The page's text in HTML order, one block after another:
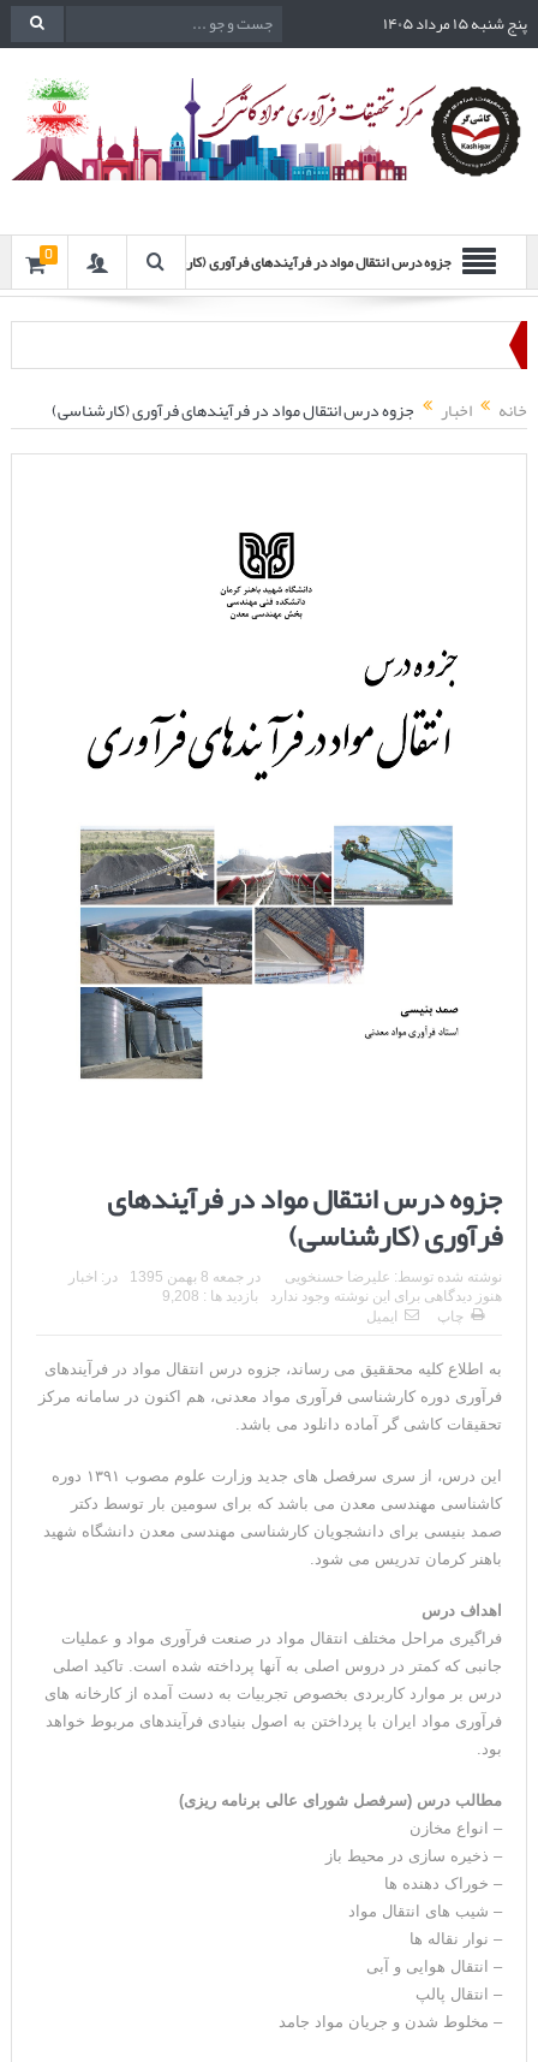
پنج شنبه ۱۵ مرداد ۱۴۰۵
جزوه درس انتقال مواد در فرآیندهای فرآوری (کارشناسی) 0
خانه اخبار جزوه درس انتقال مواد در فرآیندهای فرآوری (کارشناسی)
جزوه درس انتقال مواد در فرآیندهای
فرآوری (کارشناسی)
نوشته شده توسط: علیرضا حسنخویی در جمعه 8 بهمن 1395 در: اخبار
هنوز دیدگاهی برای این نوشته وجود ندارد
بازدید ها : 9,208
چاپ
ایمیل
به اطلاع کلیه محققیق می رساند، جزوه درس انتقال مواد در فرآیندهای
فرآوری دوره کارشناسی فرآوری مواد معدنی، هم اکنون در سامانه مرکز
تحقیقات کاشی گر آماده دانلود می باشد.
این درس، از سری سرفصل های جدید وزارت علوم مصوب ۱۳۹۱ دوره
کاشناسی مهندسی معدن می باشد که برای سومین بار توسط دکتر
صمد بنیسی برای دانشجویان کارشناسی مهندسی معدن دانشگاه شهید
باهنر کرمان تدریس می شود.
اهداف درس
فراگیری مراحل مختلف انتقال مواد در صنعت فرآوری مواد و عملیات
جانبی که کمتر در دروس اصلی به آنها پرداخته شده است. تاکید اصلی
درس بر موارد کاربردی بخصوص تجربیات به دست آمده از کارخانه های
فرآوری مواد ایران با پرداختن به اصول بنیادی فرآیندهای مربوط خواهد
بود.
مطالب درس (سرفصل شورای عالی برنامه ریزی)
– انواع مخازن
– ذخیره سازی در محیط باز
– خوراک دهنده ها
– شیب های انتقال مواد
– نوار نقاله ها
– انتقال هوایی و آبی
– انتقال پالپ
– مخلوط شدن و جریان مواد جامد